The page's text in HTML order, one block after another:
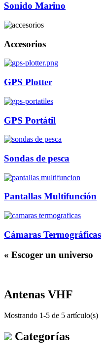
Sonido Marino
Accesorios
GPS Plotter
GPS Portátil
Sondas de pesca
Pantallas Multifunción
Cámaras Termográficas
« Escoger un universo
Antenas VHF
Mostrando 1-5 de 5 artículo(s)
Categorías